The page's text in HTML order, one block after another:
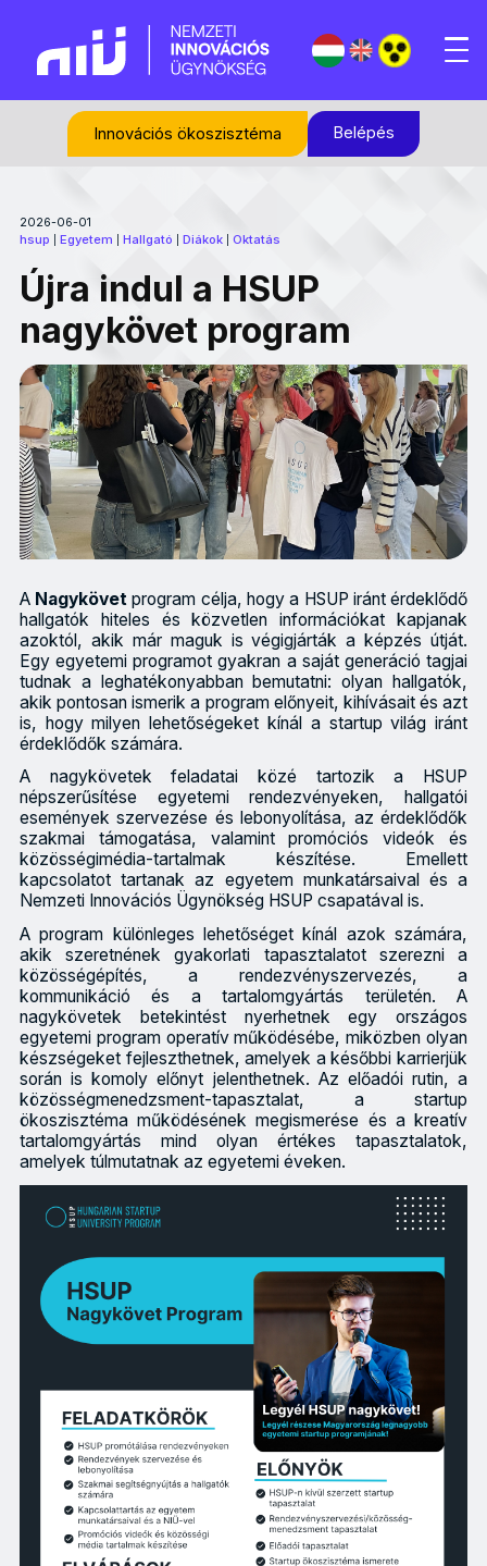
Innovációs ökoszisztéma Belépés
2026-06-01
hsup Egyetem Hallgató Diákok| Oktatás
Újra indul a HSUP
nagykövet program
A Nagykövet program célja, hogy a HSUP iránt érdeklődő
hallgatók hiteles és közvetlen információkat kapjanak
azoktól, akik már maguk is végigjárták a képzés útját.
Egy egyetemi programot gyakran a saját generáció tagjai
tudnak a leghatékonyabban bemutatni: olyan hallgatók,
akik pontosan ismerik a program előnyeit, kihívásait és azt
is, hogy milyen lehetőségeket kínál a startup világ iránt
érdeklődők számára.
A nagykövetek feladatai közé tartozik a HSUP
népszerűsítése egyetemi rendezvényeken, hallgatói
események szervezése és lebonyolítása, az érdeklődők
szakmai támogatása, valamint promóciós videók és
közösségimédia-tartalmak készítése. Emellett
kapcsolatot tartanak az egyetem munkatársaival és a
Nemzeti Innovációs Ügynökség HSUP csapatával is.
A program különleges lehetőséget kínál azok számára,
akik szeretnének gyakorlati tapasztalatot szerezni a
közösségépítés, a rendezvényszervezés, a
kommunikáció és a tartalomgyártás területén. A
nagykövetek betekintést nyerhetnek egy országos
egyetemi program operatív működésébe, miközben olyan
készségeket fejleszthetnek, amelyek a későbbi karrierjük
során is komoly előnyt jelenthetnek. Az előadói rutin, a
közösségmenedzsment-tapasztalat, a startup
ökoszisztéma működésének megismerése és a kreatív
tartalomgyártás mind olyan értékes tapasztalatok,
amelyek túlmutatnak az egyetemi éveken.